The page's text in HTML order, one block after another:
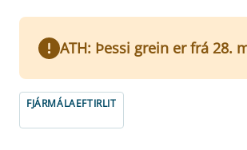
ATH: Þessi grein er frá 28.
FJÁRMÁLAEFTIRLIT